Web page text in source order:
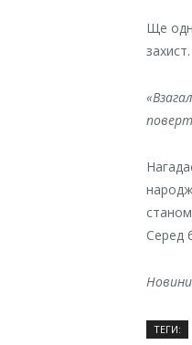
Ще
захист.
Серед
ТЕГИ: